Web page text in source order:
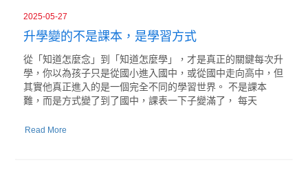
2025-05-27
升學變的不是課本，是學習方式
從「知道怎麼念」到「知道怎麼學」，才是真正的關鍵每次升
學，你以為孩子只是從國小進入國中，或從國中走向高中，但
其實他真正進入的是一個完全不同的學習世界。 不是課本
難，而是方式變了到了國中，課表一下子變滿了， 每天
Read More